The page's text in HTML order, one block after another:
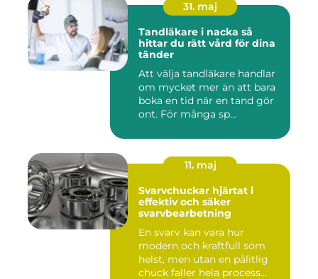
31. maj
Tandläkare i nacka så
hittar du rätt vård för dina
tänder
Att välja tandläkare handlar
om mycket mer än att bara
boka en tid när en tand gör
ont. För många sp...
11. maj
Svarvchuckar hjärtat i
effektiv och säker
svarvbearbetning
En svarv kan vara hur
modern och kraftfull som
helst, men utan en pålitlig
chuck faller hela process...